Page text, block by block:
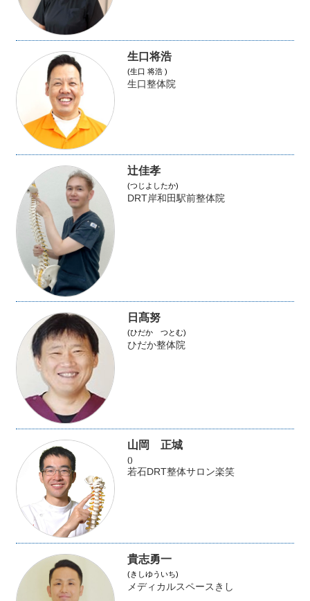
生口将浩
(生口 将浩 )
生口整体院
辻佳孝
(つじよしたか)
DRT岸和田駅前整体院
日髙努
(ひだか つとむ)
ひだか整体院
山岡 正城
()
若石DRT整体サロン楽笑
貴志勇一
(きしゆういち)
メディカルスペースきし